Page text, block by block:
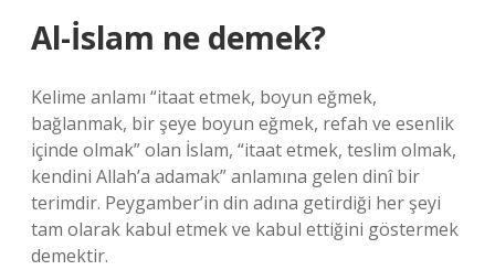
Al-İslam ne demek?
Kelime anlamı “itaat etmek, boyun eğmek,
bağlanmak, bir şeye boyun eğmek, refah ve esenlik
içinde olmak” olan İslam, “itaat etmek, teslim olmak,
kendini Allah’a adamak” anlamına gelen dinî bir
terimdir. Peygamber’in din adına getirdiği her şeyi
tam olarak kabul etmek ve kabul ettiğini göstermek
demektir.